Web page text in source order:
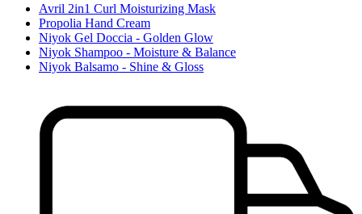
Avril 2in1 Curl Moisturizing Mask
Propolia Hand Cream
Niyok Gel Doccia - Golden Glow
Niyok Shampoo - Moisture & Balance
Niyok Balsamo - Shine & Gloss